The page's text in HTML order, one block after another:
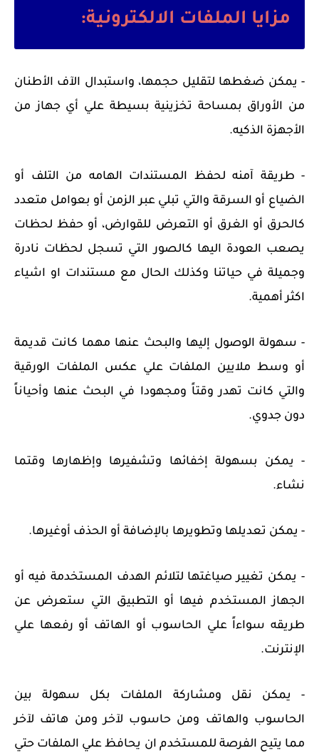
مزايا الملفات الالكترونية:
- يمكن ضغطها لتقليل حجمها، واستبدال الآف الأطنان
من الأوراق بمساحة تخزينية بسيطة علي أي جهاز من
الأجهزة الذكيه.
- طريقة آمنه لحفظ المستندات الهامه من التلف أو
الضياع أو السرقة والتي تبلي عبر الزمن أو بعوامل متعدد
كالحرق أو الغرق أو التعرض للقوارض، أو حفظ لحظات
يصعب العودة اليها كالصور التي تسجل لحظات نادرة
وجميلة في حياتنا وكذلك الحال مع مستندات او اشياء
اكثر أهمية.
- سهولة الوصول إليها والبحث عنها مهما كانت قديمة
أو وسط ملايين الملفات علي عكس الملفات الورقية
والتي كانت تهدر وقتاً ومجهودا في البحث عنها وأحياناً
دون جدوي.
- يمكن بسهولة إخفائها وتشفيرها وإظهارها وقتما
نشاء.
- يمكن تعديلها وتطويرها بالإضافة أو الحذف أوغيرها.
- يمكن تغيير صياغتها لتلائم الهدف المستخدمة فيه أو
الجهاز المستخدم فيها أو التطبيق التي ستعرض عن
طريقه سواءاً علي الحاسوب أو الهاتف أو رفعها علي
الإنترنت.
- يمكن نقل ومشاركة الملفات بكل سهولة بين
الحاسوب والهاتف ومن حاسوب لآخر ومن هاتف لآخر
مما يتيح الفرصة للمستخدم ان يحافظ علي الملفات حتي